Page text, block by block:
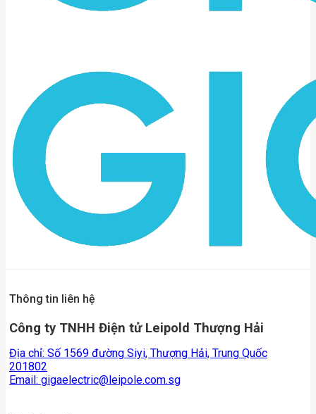
Thông tin liên hệ
Công ty TNHH Điện tử Leipold Thượng Hải
Địa chỉ: Số 1569 đường Siyi, Thượng Hải, Trung Quốc
201802
Email: gigaelectric@leipole.com.sg